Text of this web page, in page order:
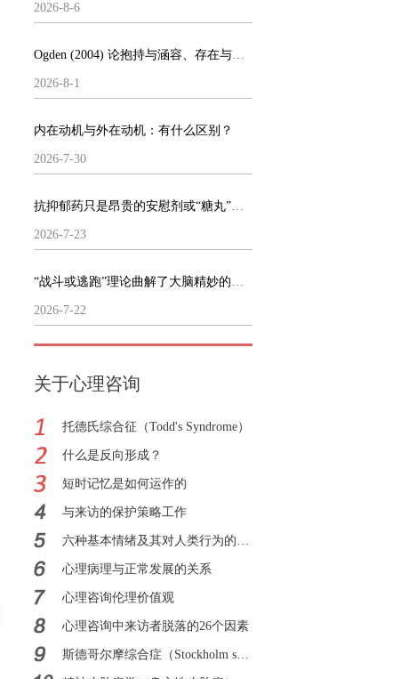
2026-8-6
Ogden (2004) 论抱持与涵容、存在与做梦
2026-8-1
内在动机与外在动机：有什么区别？
2026-7-30
抗抑郁药只是昂贵的安慰剂或“糖丸”么？
2026-7-23
“战斗或逃跑”理论曲解了大脑精妙的运作机制
2026-7-22
关于心理咨询
托德氏综合征（Todd's Syndrome）
什么是反向形成？
短时记忆是如何运作的
与来访的保护策略工作
六种基本情绪及其对人类行为的影响
心理病理与正常发展的关系
心理咨询伦理价值观
心理咨询中来访者脱落的26个因素
斯德哥尔摩综合症（Stockholm syndrome）